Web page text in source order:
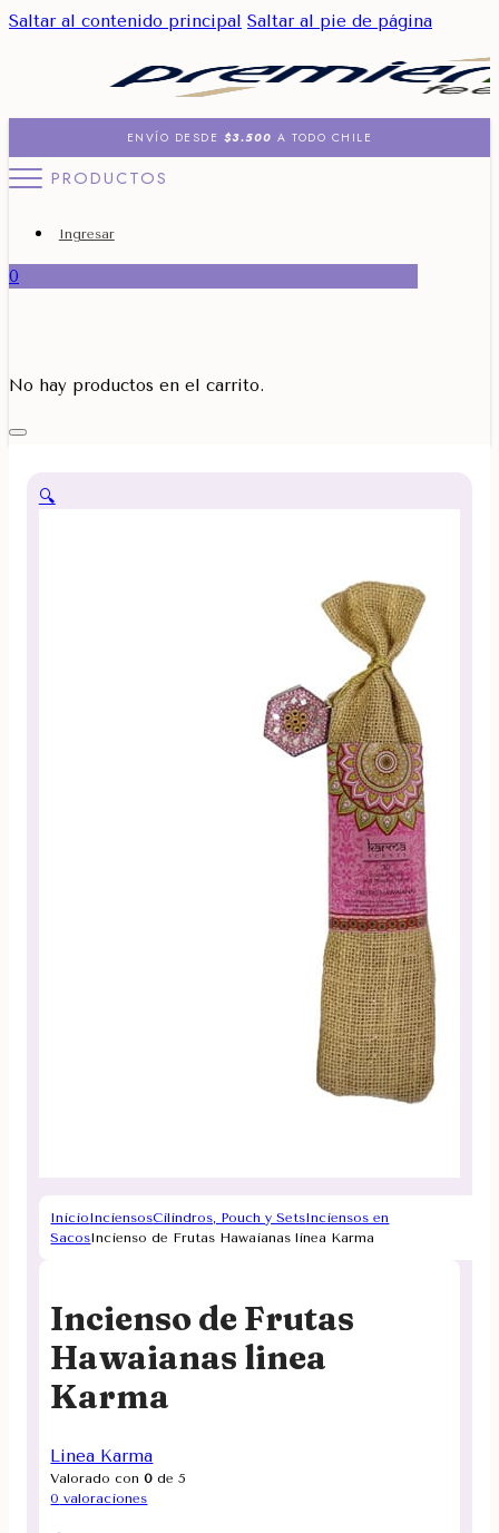
Saltar al contenido principal Saltar al pie de página
ENVÍO DESDE $3.500 A TODO CHILE
PRODUCTOS
Ingresar
0
No hay productos en el carrito.
🔍
InicioInciensosCilindros, Pouch y SetsInciensos en
SacosIncienso de Frutas Hawaianas linea Karma
Incienso de Frutas
Hawaianas linea
Karma
Linea Karma
Valorado con0 de 5
0 valoraciones